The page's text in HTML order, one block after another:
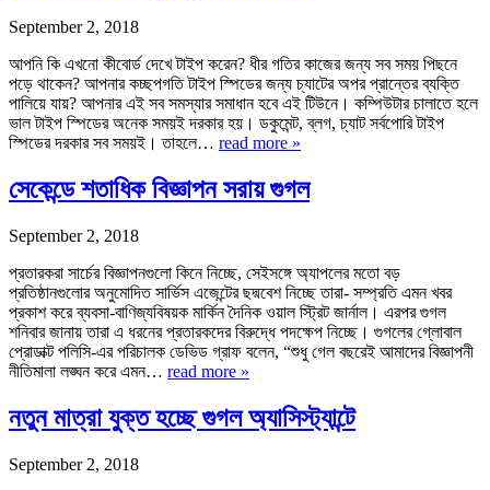
September 2, 2018
আপনি কি এখনো কীবোর্ড দেখে টাইপ করেন? ধীর গতির কাজের জন্য সব সময় পিছনে
পড়ে থাকেন? আপনার কচ্ছপগতি টাইপ স্পিডের জন্য চ্যাটের অপর প্রান্তের ব্যক্তি
পালিয়ে যায়? আপনার এই সব সমস্যার সমাধান হবে এই টিউনে। কম্পিউটার চালাতে হলে
ভাল টাইপ স্পিডের অনেক সময়ই দরকার হয়। ডকুমেন্ট, ব্লগ, চ্যাট সর্বপোরি টাইপ
স্পিডের দরকার সব সময়ই। তাহলে… read more »
সেকেন্ডে শতাধিক বিজ্ঞাপন সরায় গুগল
September 2, 2018
প্রতারকরা সার্চের বিজ্ঞাপনগুলো কিনে নিচ্ছে, সেইসঙ্গে অ্যাপলের মতো বড়
প্রতিষ্ঠানগুলোর অনুমোদিত সার্ভিস এজেন্টের ছদ্মবেশ নিচ্ছে তারা- সম্প্রতি এমন খবর
প্রকাশ করে ব্যবসা-বাণিজ্যবিষয়ক মার্কিন দৈনিক ওয়াল স্ট্রিট জার্নাল। এরপর গুগল
শনিবার জানায় তারা এ ধরনের প্রতারকদের বিরুদ্ধে পদক্ষেপ নিচ্ছে। গুগলের গ্লোবাল
প্রোডাক্ট পলিসি-এর পরিচালক ডেভিড গ্রাফ বলেন, “শুধু গেল বছরেই আমাদের বিজ্ঞাপনী
নীতিমালা লঙ্ঘন করে এমন… read more »
নতুন মাত্রা যুক্ত হচ্ছে গুগল অ্যাসিস্ট্যান্টে
September 2, 2018